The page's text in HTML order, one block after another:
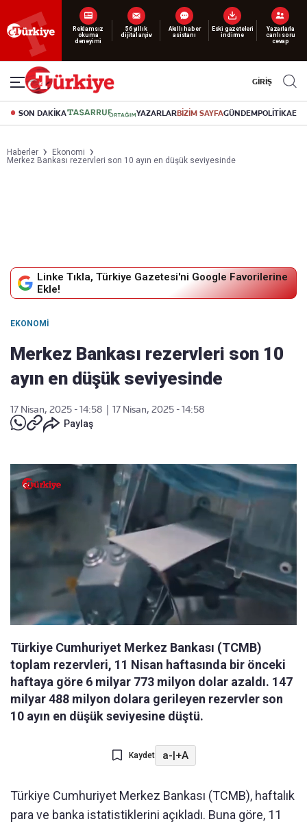
Yeni nesil dijital
abonelik 19 TL’den başlayan fiyatlarla.
GİRİŞ
SON DAKİKA YAZARLARBİZİM SAYFAGÜNDEMPOLİTİKA
Haberler
Ekonomi
Merkez Bankası rezervleri son 10 ayın en düşük seviyesinde
Linke Tıkla, Türkiye Gazetesi'ni Google Favorilerine
Ekle!
EKONOMI
Merkez Bankası rezervleri son 10
ayın en düşük seviyesinde
17 Nisan, 2025 - 14:58
17 Nisan, 2025 - 14:58
Paylaş
Türkiye Cumhuriyet Merkez Bankası (TCMB)
toplam rezervleri, 11 Nisan haftasında bir önceki
haftaya göre 6 milyar 773 milyon dolar azaldı. 147
milyar 488 milyon dolara gerileyen rezervler son
10 ayın en düşük seviyesine düştü.
Kaydet a-|+A
Türkiye Cumhuriyet Merkez Bankası (TCMB), haftalık
para ve banka istatistiklerini açıkladı. Buna göre, 11